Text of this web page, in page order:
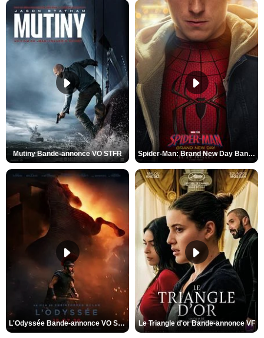
Mutiny Bande-annonce VO STFR Spider-Man: Brand New Day Bande-annonce VO STFR
L'Odyssée Bande-annonce VO STFR Le Triangle d'or Bande-annonce VF